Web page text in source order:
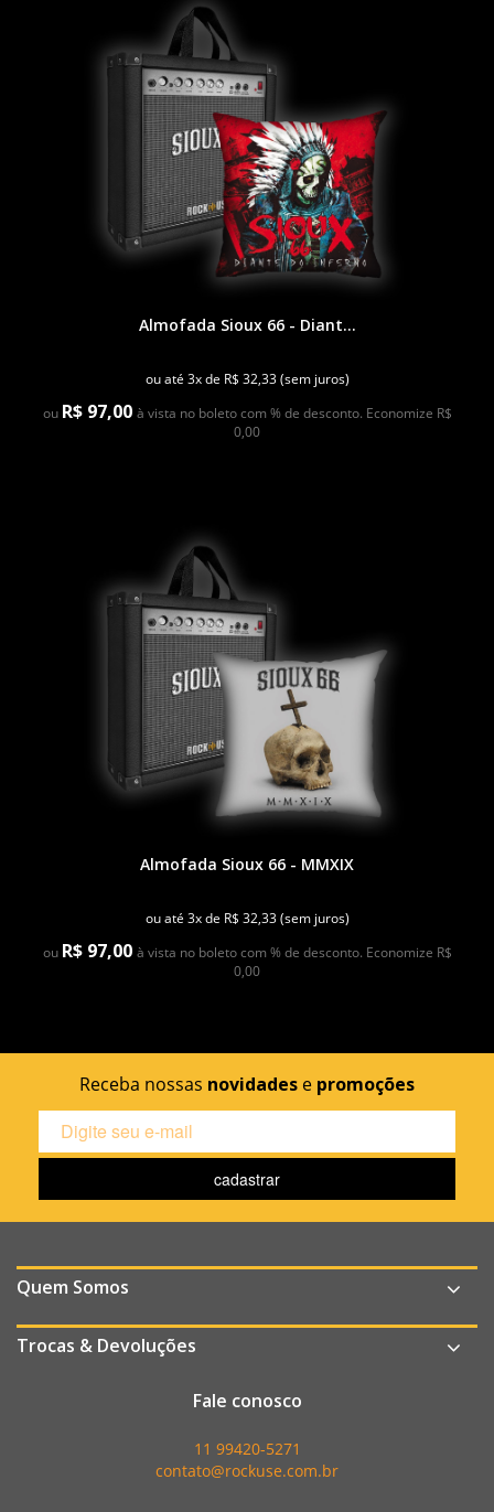
Almofada Sioux 66 - Diant...
ou até 3x de R$ 32,33 (sem juros)
ou R$ 97,00 à vista no boleto com % de desconto. Economize R$
0,00
Almofada Sioux 66 - MMXIX
ou até 3x de R$ 32,33 (sem juros)
ou R$ 97,00 à vista no boleto com % de desconto. Economize R$
0,00
Receba nossas novidades e promoções
Quem Somos
Trocas & Devoluções
Fale conosco
11 99420-5271
contato@rockuse.com.br